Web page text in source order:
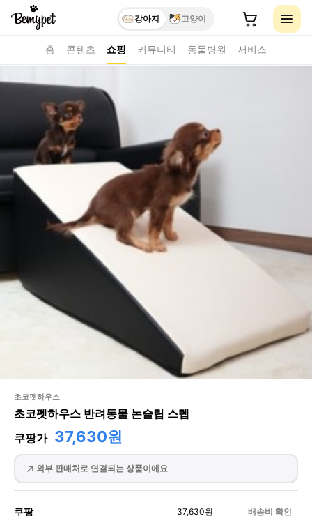
강아지 고양이
홈 콘텐츠 쇼핑 커뮤니티 동물병원 서비스
초코펫하우스
초코펫하우스 반려동물 논슬립 스텝
쿠팡가 37,630원
외부 판매처로 연결되는 상품이에요
쿠팡 37,630원 배송비 확인